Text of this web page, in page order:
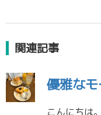
関連記事
優雅な